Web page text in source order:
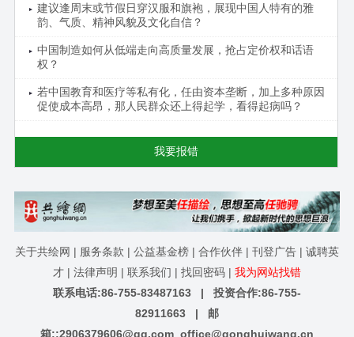
建议逢周末或节假日穿汉服和旗袍，展现中国人特有的雅
韵、气质、精神风貌及文化自信？
中国制造如何从低端走向高质量发展，抢占定价权和话语
权？
若中国教育和医疗等私有化，任由资本垄断，加上多种原因
促使成本高昂，那人民群众还上得起学，看得起病吗？
我要报错
关于共绘网 | 服务条款 | 公益基金榜 | 合作伙伴 | 刊登广告 | 诚聘英
才 | 法律声明 | 联系我们 | 找回密码 | 我为网站找错
联系电话:86-755-83487163 | 投资合作:86-755-
82911663 | 邮
箱::2906379606@qq.com office@gonghuiwang.cn